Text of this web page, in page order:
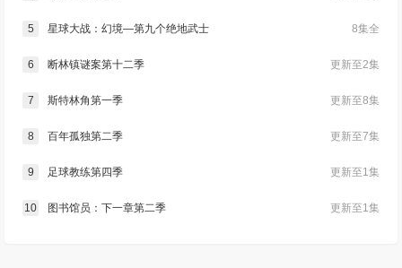
8集全
5 星球大战：幻境—第九个绝地武士
更新至2集
6 断林镇谜案第十二季
更新至8集
7 斯特林角第一季
更新至7集
8 百年孤独第二季
更新至1集
9 足球教练第四季
更新至1集
10 图书馆员：下一章第二季